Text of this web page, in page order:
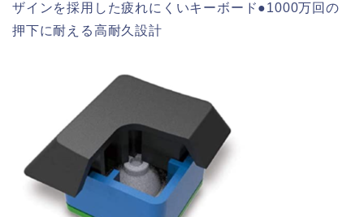
ザインを採用した疲れにくいキーボード●1000万回の
押下に耐える高耐久設計